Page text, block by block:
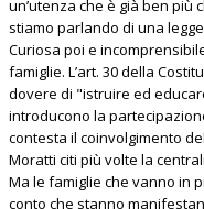
un’utenza che è già ben
stiamo parlando di una
Curiosa poi e
famiglie. L’art. 30 della
dovere di "istruire ed
introducono la
contesta il coinvolgimento
Moratti citi più volte la
Ma le famiglie che vanno in
conto che stanno